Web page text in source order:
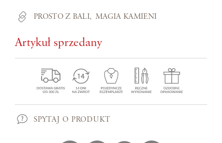
PROSTO Z BALI MAGIA KAMIENI
Artykuł sprzedany
SPYTAJ O PRODUKT